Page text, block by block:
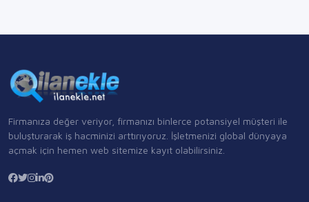
Firmanıza değer veriyor, firmanızı binlerce potansiyel müşteri ile
buluşturarak iş hacminizi arttırıyoruz. İşletmenizi global dünyaya
açmak için hemen web sitemize kayıt olabilirsiniz.